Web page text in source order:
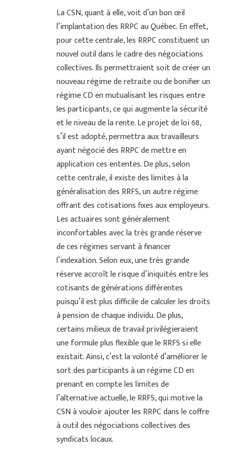
La CSN, quant à elle, voit d’un bon œil
l’implantation des RRPC au Québec. En effet,
pour cette centrale, les RRPC constituent un
nouvel outil dans le cadre des négociations
collectives. Ils permettraient soit de créer un
nouveau régime de retraite ou de bonifier un
régime CD en mutualisant les risques entre
les participants, ce qui augmente la sécurité
et le niveau de la rente. Le projet de loi 68,
s’il est adopté, permettra aux travailleurs
ayant négocié des RRPC de mettre en
application ces ententes. De plus, selon
cette centrale, il existe des limites à la
généralisation des RRFS, un autre régime
offrant des cotisations fixes aux employeurs.
Les actuaires sont généralement
inconfortables avec la très grande réserve
de ces régimes servant à financer
l’indexation. Selon eux, une très grande
réserve accroît le risque d’iniquités entre les
cotisants de générations différentes
puisqu’il est plus difficile de calculer les droits
à pension de chaque individu. De plus,
certains milieux de travail privilégieraient
une formule plus flexible que le RRFS si elle
existait. Ainsi, c’est la volonté d’améliorer le
sort des participants à un régime CD en
prenant en compte les limites de
l’alternative actuelle, le RRFS, qui motive la
CSN à vouloir ajouter les RRPC dans le coffre
à outil des négociations collectives des
syndicats locaux.